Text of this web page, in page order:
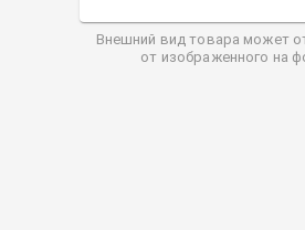
Внешний вид товара может
от изображенного на